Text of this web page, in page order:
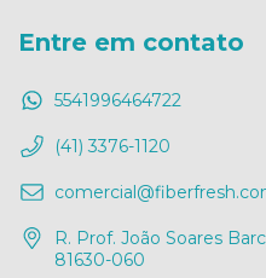
Entre em contato
5541996464722
(41) 3376-1120
R. Prof. João Soares
81630-060